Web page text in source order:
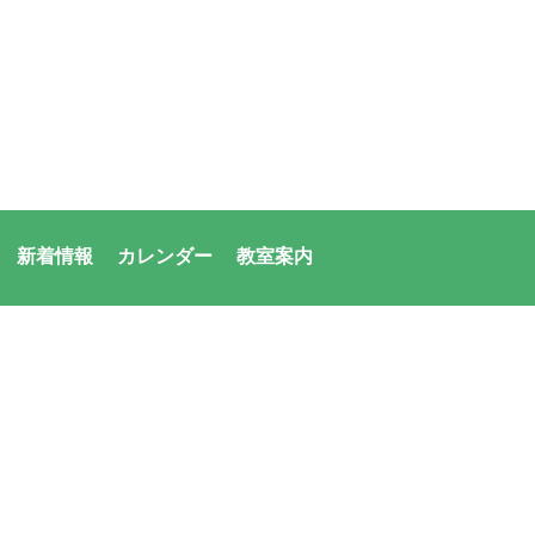
新着情報 カレンダー 教室案内